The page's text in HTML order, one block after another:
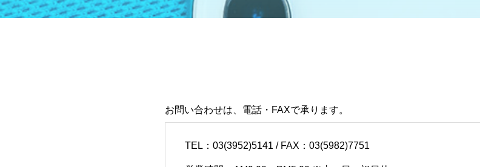
お問い合わせは、電話・FAXで承ります。
TEL：03(3952)5141 / FAX：03(5982)7751